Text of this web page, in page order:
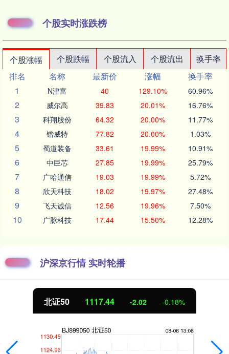
个股实时涨跌榜
个股涨幅 个股跌幅 个股流入 个股流出
换手率
排名
名称 最新价 涨幅
换手率
1
N津富 40 129.10% 60.96%
2 威尔高 39.83 20.01% 16.76%
3 科翔股份 64.32 20.00% 11.77%
4 锴威特 77.82 20.00% 1.03%
5 蜀道装备 33.61 19.99% 10.91%
6 中巨芯 27.85 19.99% 25.79%
7 广哈通信 19.03 19.99% 5.72%
8 欣天科技 18.02 19.97% 27.48%
9 飞天诚信 12.56 19.96% 7.50%
10 广脉科技 17.44 15.50% 12.28%
沪深京行情 实时轮播
北证50 1117.04 -2.42 -0.22%